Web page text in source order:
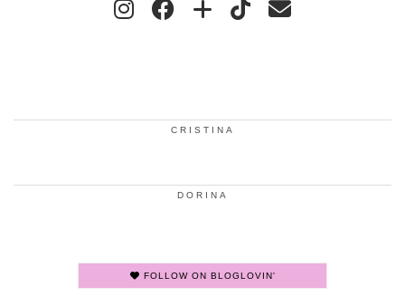
CRISTINA
DORINA
FOLLOW ON BLOGLOVIN'